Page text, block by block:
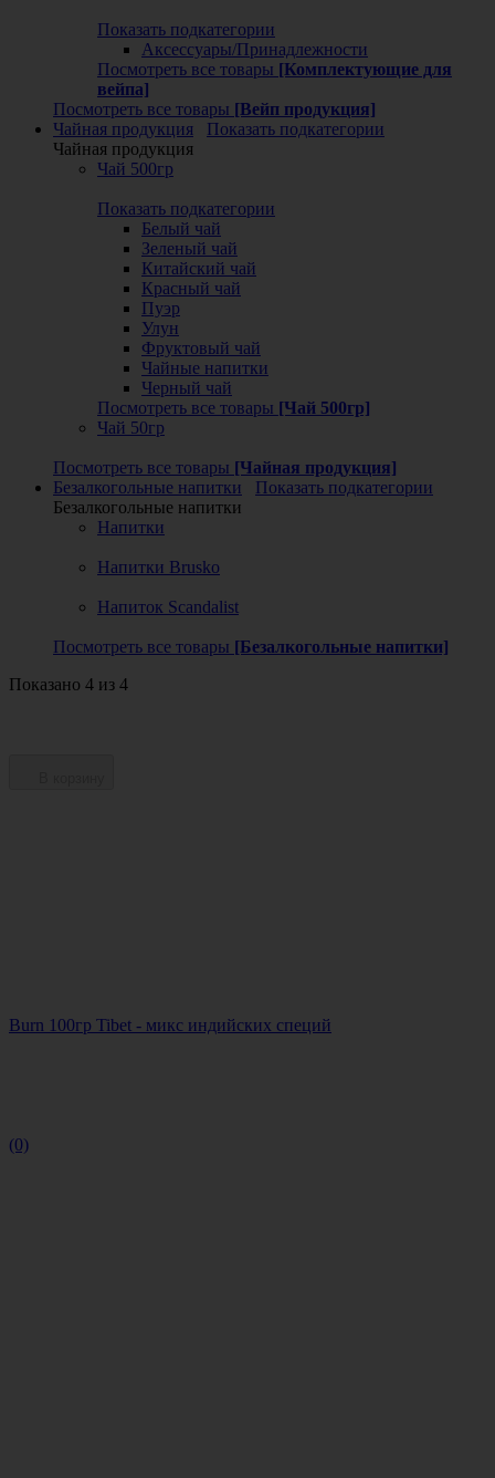
Показать подкатегории
Аксессуары/Принадлежности
Посмотреть все товары [Комплектующие для
вейпа]
Посмотреть все товары [Вейп продукция]
Чайная продукция
Показать подкатегории
Чайная продукция
Чай 500гр
Показать подкатегории
Белый чай
Зеленый чай
Китайский чай
Красный чай
Пуэр
Улун
Фруктовый чай
Чайные напитки
Черный чай
Посмотреть все товары [Чай 500гр]
Чай 50гр
Посмотреть все товары [Чайная продукция]
Безалкогольные напитки
Показать подкатегории
Безалкогольные напитки
Напитки
Напитки Brusko
Напиток Scandalist
Посмотреть все товары [Безалкогольные напитки]
Показано 4 из 4
Burn 100гр Tibet - микс индийских специй
(0)